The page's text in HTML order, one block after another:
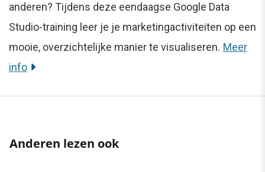
anderen? Tijdens deze eendaagse Google Data
Studio-training leer je je marketingactiviteiten op een
mooie, overzichtelijke manier te visualiseren. Meer
info
Anderen lezen ook